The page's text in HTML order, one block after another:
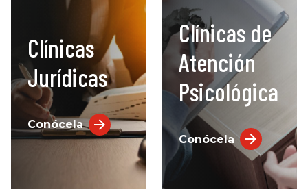
Clínicas
Jurídicas
Conócela
Clínicas de
Atención
Psicológica
Conócela